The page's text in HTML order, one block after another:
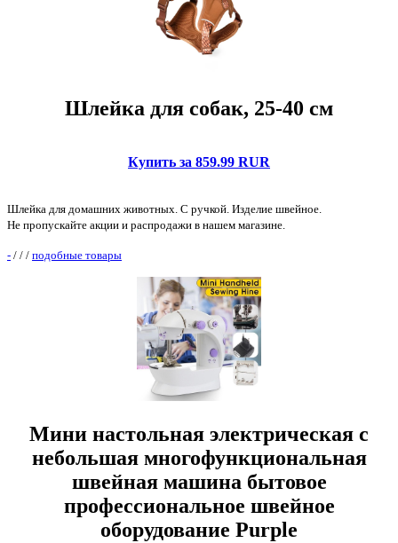
Шлейка для собак, 25-40 см
Купить за 859.99 RUR
Шлейка для домашних животных. С ручкой. Изделие швейное.
Не пропускайте акции и распродажи в нашем магазине.
- / / / подобные товары
Мини настольная электрическая c
небольшая многофункциональная
швейная машина бытовое
профессиональное швейное
оборудование Purple